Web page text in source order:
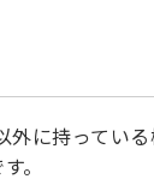
外に持ってい
。